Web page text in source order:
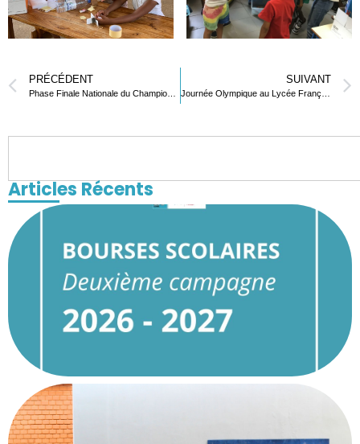
PRÉCÉDENT SUIVANT
Articles Récents